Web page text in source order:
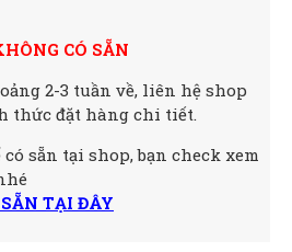
CÓ SẴN
2-3 tuần về, liên hệ shop
thức đặt hàng chi tiết.
sẵn tại shop, bạn check xem
TẠI ĐÂY